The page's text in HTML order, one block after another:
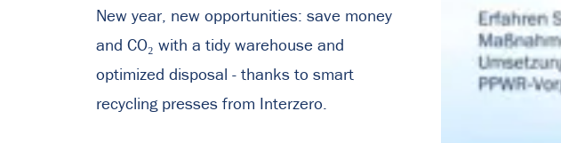
New year, new opportunities: save money
and CO₂ with a tidy warehouse and
optimized disposal - thanks to smart
recycling presses from Interzero.